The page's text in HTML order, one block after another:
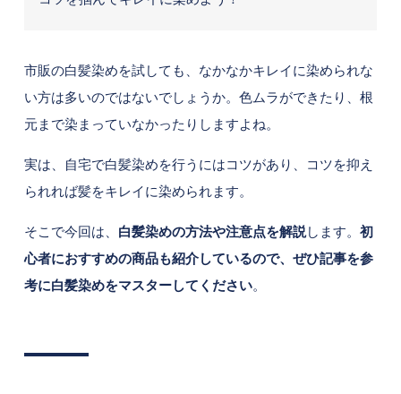
市販の白髪染めを試しても、なかなかキレイに染められな
い方は多いのではないでしょうか。色ムラができたり、根
元まで染まっていなかったりしますよね。
実は、自宅で白髪染めを行うにはコツがあり、コツを抑え
られれば髪をキレイに染められます。
そこで今回は、 白髪染めの方法や注意点を解説します。 初
心者におすすめの商品も紹介しているので、ぜひ記事を参
考に白髪染めをマスターしてください。